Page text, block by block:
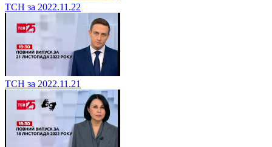
ТСН за 2022.11.22
ТСН за 2022.11.21